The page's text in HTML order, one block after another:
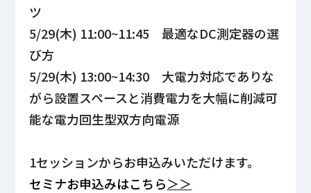
ツ
5/29(木) 11:00~11:45 最適なDC測定器の選
び方
5/29(木) 13:00~14:30 大電力対応でありな
がら設置スペースと消費電力を大幅に削減可
能な電力回生型双方向電源
1セッションからお申込みいただけます。
セミナお申込みはこちら＞＞